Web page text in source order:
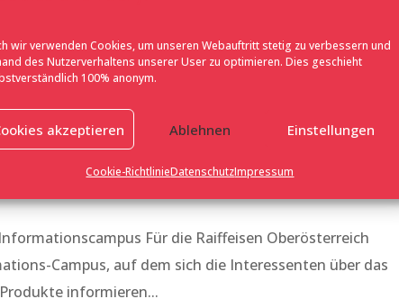
wir verwenden Cookies, um unseren Webauftritt stetig zu verbessern und
des Nutzerverhaltens unserer User zu optimieren. Dies geschieht
100% anonym.
akzeptieren Ablehnen Einstellungen
Cookie-RichtlinieDatenschutzImpressum
Für die Raiffeisen Oberösterreich
Campus, auf dem sich die Interessenten über das
informieren...